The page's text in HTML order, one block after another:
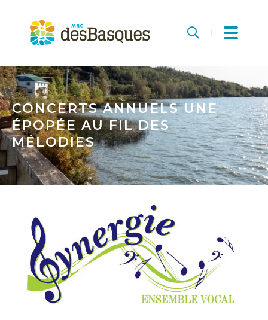
des
Basques
Recherche
CONCERTS ANNUELS UNE
ÉPOPÉE AU FIL DES
MÉLODIES